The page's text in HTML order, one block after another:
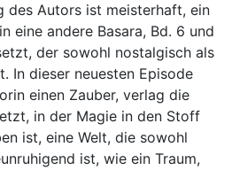
des Autors ist meisterhaft, ein
eine andere Basara, Bd. 6 und
der sowohl nostalgisch als
In dieser neuesten Episode
einen Zauber, verlag die
in der Magie in den Stoff
ist, eine Welt, die sowohl
ist, wie ein Traum,